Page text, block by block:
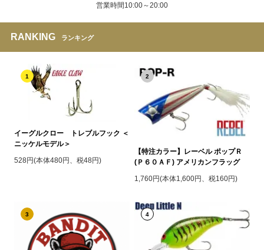
営業時間10:00～20:00
RANKING ランキング
1
イーグルクロー トレブルフック ＜
ニッケルモデル＞
528円(本体480円、税48円)
2
【特注カラー】レーベル ポップＲ
(Ｐ６０ＡＦ) アメリカンフラッグ
1,760円(本体1,600円、税160円)
3 4